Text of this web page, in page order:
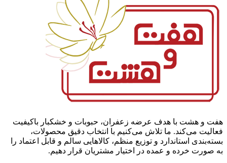
هفت و هشت با هدف عرضه زعفران، حبوبات و خشکبار باکیفیت
فعالیت می‌کند. ما تلاش می‌کنیم با انتخاب دقیق محصولات،
بسته‌بندی استاندارد و توزیع منظم، کالاهایی سالم و قابل اعتماد را
به صورت خرده و عمده در اختیار مشتریان قرار دهیم.